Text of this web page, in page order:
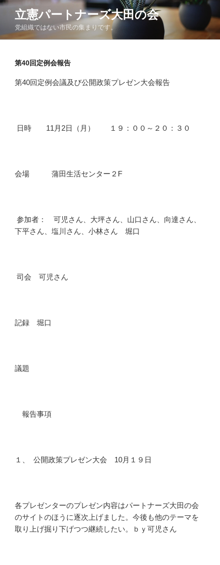
コ
ン
立憲パートナーズ大田の会
党組織ではない市民の集まりです。
第40回定例会報告
第40回定例会議及び公開政策プレゼン大会報告
日時 11月2日（月） １９：００～２０：３０
会場 蒲田生活センター２F
参加者： 可児さん、大坪さん、山口さん、向達さん、
下平さん、塩川さん、小林さん 堀口
司会 可児さん
記録 堀口
議題
報告事項
１、 公開政策プレゼン大会 10月１９日
各プレゼンターのプレゼン内容はパートナーズ大田の会
のサイトのほうに逐次上げました。今後も他のテーマを
取り上げ掘り下げつつ継続したい。ｂｙ可児さん